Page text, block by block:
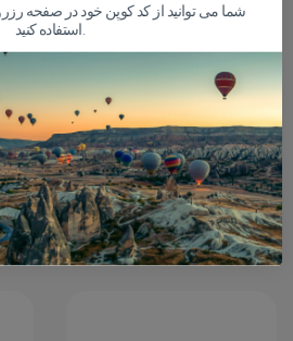
خودرو و بالن VIP
براق
ما بزرگترین ناوگان
وسایل نقلیه VIP، بالون
های هوای گرم و همه آنها
را داریم.
شما می توانید از کد کوپن خود در صفحه
استفاده کنید.